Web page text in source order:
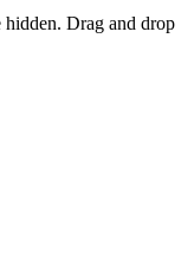
Drag and drop